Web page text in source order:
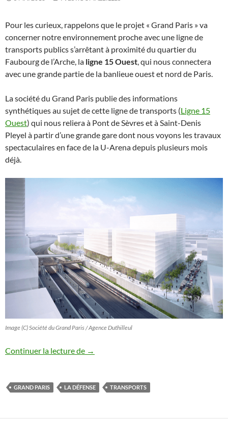
Pour les curieux, rappelons que le projet « Grand Paris » va
concerner notre environnement proche avec une ligne de
transports publics s’arrêtant à proximité du quartier du
Faubourg de l’Arche, la ligne 15 Ouest, qui nous connectera
avec une grande partie de la banlieue ouest et nord de Paris.
La société du Grand Paris publie des informations
synthétiques au sujet de cette ligne de transports (Ligne 15
Ouest) qui nous reliera à Pont de Sèvres et à Saint-Denis
Pleyel à partir d’une grande gare dont nous voyons les travaux
spectaculaires en face de la U-Arena depuis plusieurs mois
déjà.
Image (C) Société du Grand Paris / Agence Duthilleul
Continuer la lecture de Grand Paris – Ligne 15 Ouest
→
GRAND PARIS LA DÉFENSE TRANSPORTS